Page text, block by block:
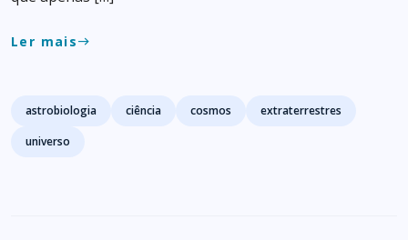
Ler maiseast
Tags
astrobiologia ciência cosmos
extraterrestres
universo